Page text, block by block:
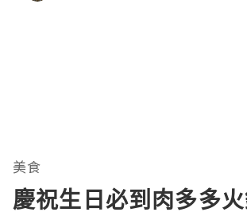
美食
慶祝生日必到肉多多火